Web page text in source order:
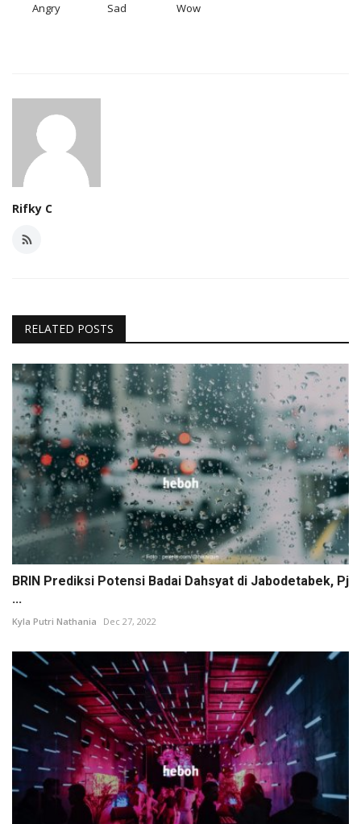
Angry Sad Wow
Rifky C
RELATED POSTS
BRIN Prediksi Potensi Badai Dahsyat di Jabodetabek, Pj
...
Kyla Putri Nathania Dec 27, 2022